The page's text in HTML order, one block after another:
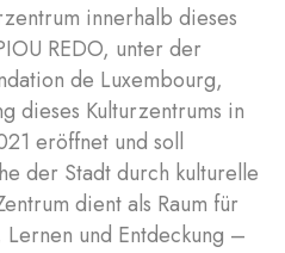
innerhalb dieses
REDO, unter der
de Luxembourg,
dieses Kulturzentrums in
eröffnet und soll
der Stadt durch kulturelle
dient als Raum für
und Entdeckung –